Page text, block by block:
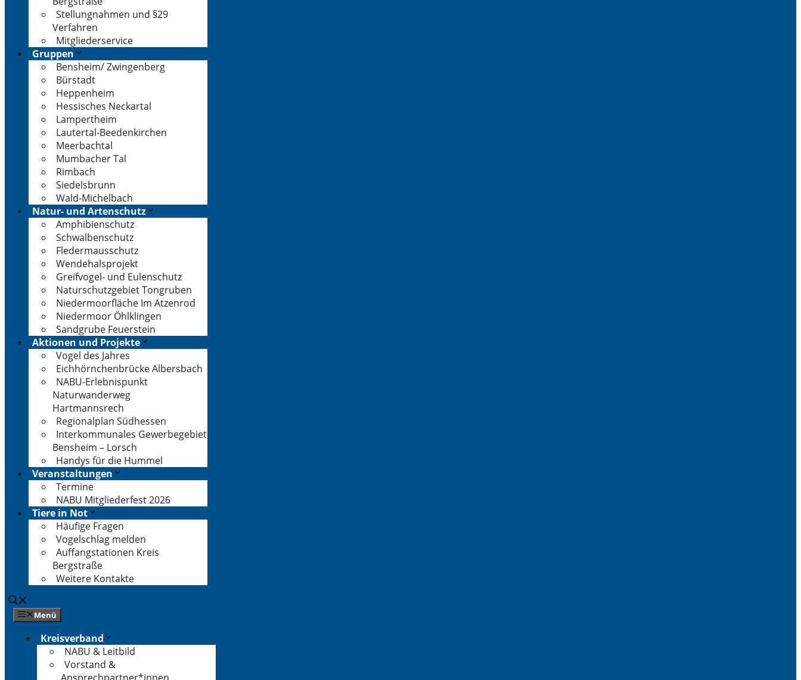
Stellungnahmen und §29
Verfahren
Mitgliederservice
Gruppen
Bensheim/ Zwingenberg
Bürstadt
Heppenheim
Hessisches Neckartal
Lampertheim
Lautertal-Beedenkirchen
Meerbachtal
Mumbacher Tal
Rimbach
Siedelsbrunn
Wald-Michelbach
Natur- und Artenschutz
Amphibienschutz
Schwalbenschutz
Fledermausschutz
Wendehalsprojekt
Greifvogel- und Eulenschutz
Naturschutzgebiet Tongruben
Niedermoorfläche Im Atzenrod
Niedermoor Öhlklingen
Sandgrube Feuerstein
Aktionen und Projekte
Vogel des Jahres
Eichhörnchenbrücke Albersbach
NABU-Erlebnispunkt
Naturwanderweg
Hartmannsrech
Regionalplan Südhessen
Interkommunales Gewerbegebiet
Bensheim – Lorsch
Handys für die Hummel
Veranstaltungen
Termine
NABU Mitgliederfest 2026
Tiere in Not
Häufige Fragen
Vogelschlag melden
Auffangstationen Kreis
Bergstraße
Weitere Kontakte
Menü
Kreisverband
NABU & Leitbild
Vorstand &